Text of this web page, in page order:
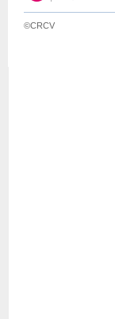
©CRCV